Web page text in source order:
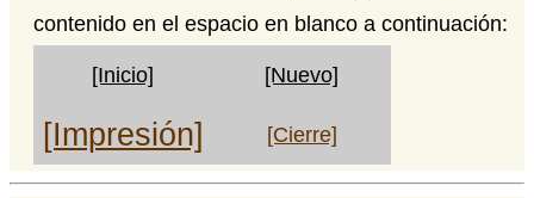
contenido en el espacio en blanco a continuación:
[Inicio] [Nuevo]
[Impresión] [Cierre]